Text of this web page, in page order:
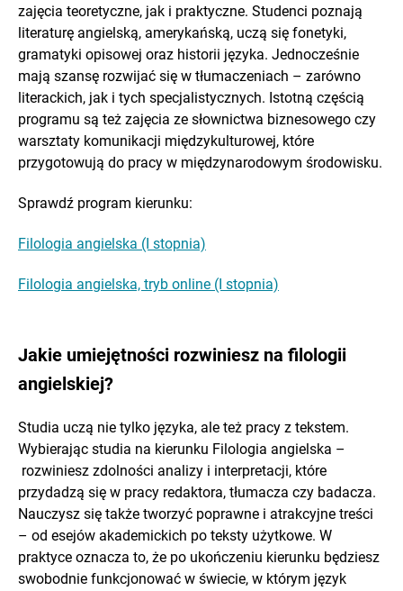
zajęcia teoretyczne, jak i praktyczne. Studenci poznają
literaturę angielską, amerykańską, uczą się fonetyki,
gramatyki opisowej oraz historii języka. Jednocześnie
mają szansę rozwijać się w tłumaczeniach – zarówno
literackich, jak i tych specjalistycznych. Istotną częścią
programu są też zajęcia ze słownictwa biznesowego czy
warsztaty komunikacji międzykulturowej, które
przygotowują do pracy w międzynarodowym środowisku.
Sprawdź program kierunku:
Filologia angielska (I stopnia)
Filologia angielska, tryb online (I stopnia)
Jakie umiejętności rozwiniesz na filologii
angielskiej?
Studia uczą nie tylko języka, ale też pracy z tekstem.
Wybierając studia na kierunku Filologia angielska –
rozwiniesz zdolności analizy i interpretacji, które
przydadzą się w pracy redaktora, tłumacza czy badacza.
Nauczysz się także tworzyć poprawne i atrakcyjne treści
– od esejów akademickich po teksty użytkowe. W
praktyce oznacza to, że po ukończeniu kierunku będziesz
swobodnie funkcjonować w świecie, w którym język